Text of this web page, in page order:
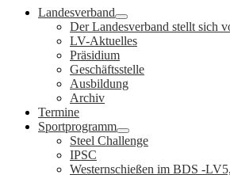
Landesverband
Der Landesverband stellt sich
LV-Aktuelles
Präsidium
Geschäftsstelle
Ausbildung
Archiv
Termine
Sportprogramm
Steel Challenge
IPSC
Westernschießen im BDS -